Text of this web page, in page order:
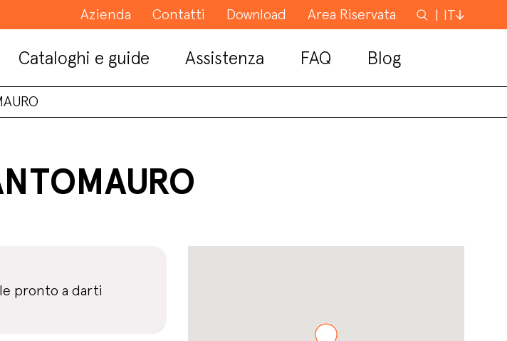
Azienda Contatti Download Area Riservata Cerca
IT
Cataloghi e guide Assistenza FAQ Blog
pronto a darti